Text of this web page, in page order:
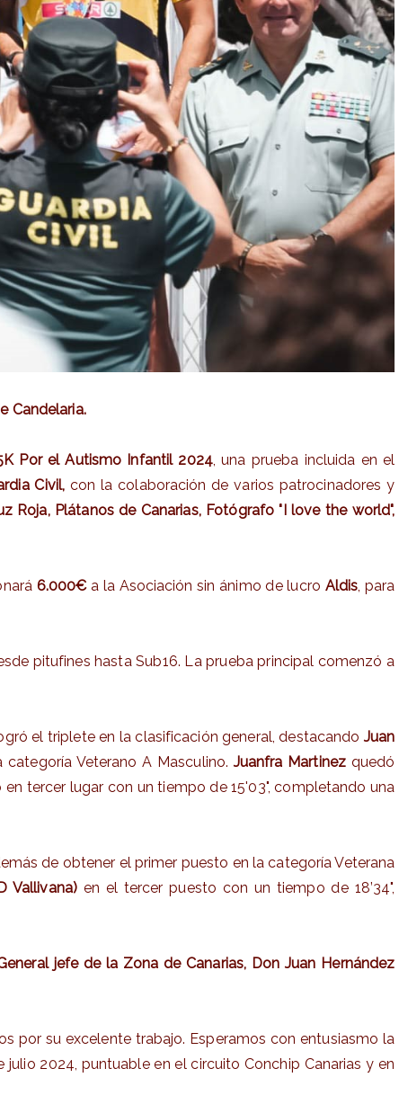
Candelaria.
Por el Autismo Infantil 2024, una prueba incluida en el
Civil, con la colaboración de varios patrocinadores y
Roja, Plátanos de Canarias, Fotógrafo "I love the world",
6.000€a la Asociación sin ánimo de lucro Aldis , para
pitufines hasta Sub16. La prueba principal comenzó a
el triplete en la clasificación general, destacando Juan
Veterano A Masculino. Juanfra Martinezquedó
en tercer lugar con un tiempo de 15'03", completando una
de obtener el primer puesto en la categoría Veterana
Vallivana)en el tercer puesto con un tiempo de 18’34",
jefe de la Zona de Canarias, Don Juan Hernández
por su excelente trabajo. Esperamos con entusiasmo la
2024, puntuable en el circuito Conchip Canarias y en